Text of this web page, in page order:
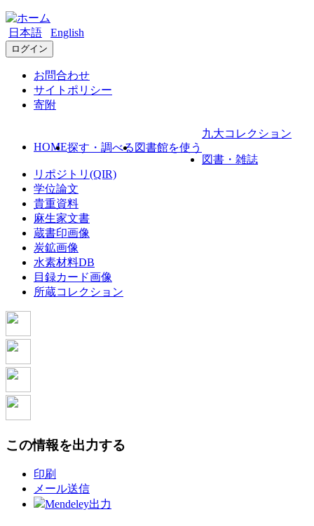
日本語 English
ログイン
お問合わせ
サイトポリシー
寄附
HOME探す・調べる 図書館を使う
九大コレクション
図書・雑誌
リポジトリ(QIR)
学位論文
貴重資料
麻生家文書
蔵書印画像
炭鉱画像
水素材料DB
目録カード画像
所蔵コレクション
この情報を出力する
印刷
メール送信
Mendeley出力